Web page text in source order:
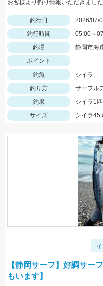
釣行日
2026/07/
釣行時間
05:00～
釣場
静岡市海
ポイント
釣魚
シイラ
釣り方
サーフル
釣果
シイラ1匹
サイズ
シイラ45
【静岡サーフ】好調サー
もいます】